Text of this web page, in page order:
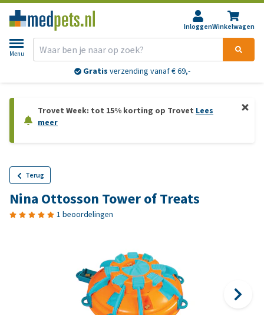
InloggenWinkelwagen
Menu
Gratis verzending vanaf € 69,-
Trovet Week: tot 15% korting op Trovet Lees
meer
Terug
Nina Ottosson Tower of Treats
1 beoordelingen